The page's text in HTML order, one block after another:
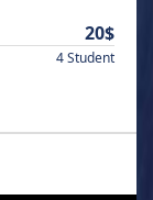
20$
4 Student